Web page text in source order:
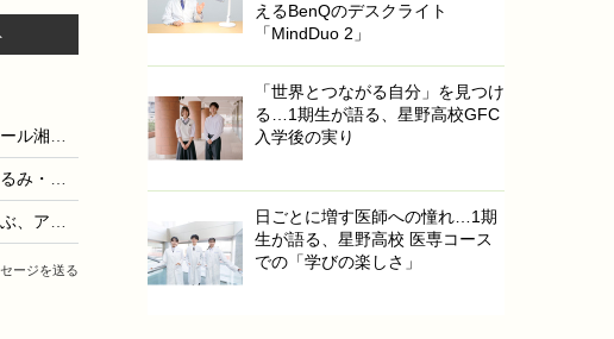
【夏休み2026】新江ノ島水族館がテラスモール湘南へ、海の生き物と学ぶ16日間
【夏休み2026】横浜で沖縄の海を体験、つるみ・ちゅらうみサマースクール8/8-9
【夏休み2026】海の生きもののしっぽを学ぶ、アクアワールド大洗で特別展示
ージを送る
えるBenQのデスクライト
「MindDuo 2」
「世界とつながる自分」を見つけ
る…1期生が語る、星野高校GFC
入学後の実り
日ごとに増す医師への憧れ…1期
生が語る、星野高校 医専コース
での「学びの楽しさ」